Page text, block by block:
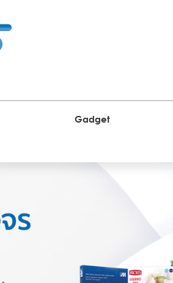
Gadget